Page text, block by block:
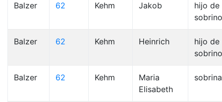
Balzer 62 Kehm Jakob
hijo de
Balzer 62 Kehm Heinrich
hijo de
Balzer 62 Kehm
Maria
Elisabeth
sobrina